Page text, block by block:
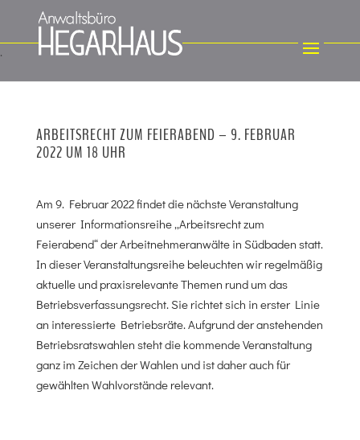
ARBEITSRECHT ZUM FEIERABEND – 9. FEBRUAR
2022 UM 18 UHR
Am 9. Februar 2022 findet die nächste Veranstaltung
unserer Informationsreihe „Arbeitsrecht zum
Feierabend“ der Arbeitnehmeranwälte in Südbaden statt.
In dieser Veranstaltungsreihe beleuchten wir regelmäßig
aktuelle und praxisrelevante Themen rund um das
Betriebsverfassungsrecht. Sie richtet sich in erster Linie
an interessierte Betriebsräte. Aufgrund der anstehenden
Betriebsratswahlen steht die kommende Veranstaltung
ganz im Zeichen der Wahlen und ist daher auch für
gewählten Wahlvorstände relevant.